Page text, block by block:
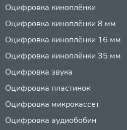
Оцифровка киноплёнки
Оцифровка киноплёнки 8 мм
Оцифровка киноплёнки 16 мм
Оцифровка киноплёнки 35 мм
Оцифровка звука
Оцифровка пластинок
Оцифровка микрокассет
Оцифровка аудиобобин